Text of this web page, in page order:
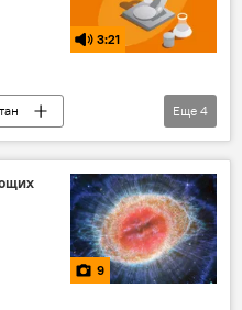
3:21
Еще 4
9